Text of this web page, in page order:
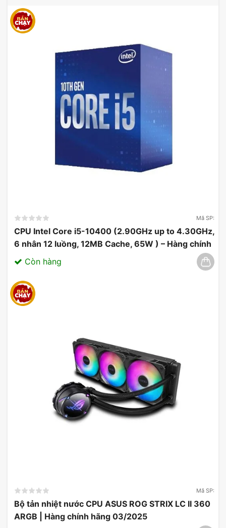
Mã SP:
CPU Intel Core i5-10400 (2.90GHz up to 4.30GHz,
6 nhân 12 luồng, 12MB Cache, 65W ) – Hàng chính
hãng 03/2025
Còn hàng
Mã SP:
Bộ tản nhiệt nước CPU ASUS ROG STRIX LC II 360
ARGB | Hàng chính hãng 03/2025